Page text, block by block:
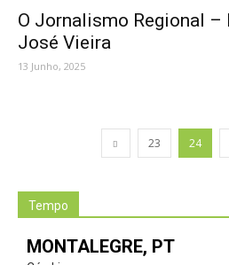
O Jornalismo Regional
José Vieira
13 Junho, 2025
23 24
Tempo
MONTALEGRE, PT